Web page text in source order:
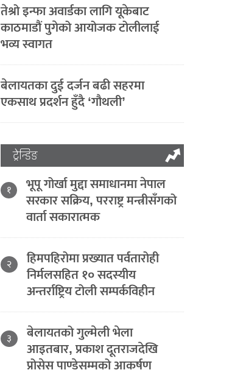
तेश्रो इन्फा अवार्डका लागि यूकेबाट
काठमाडौं पुगेको आयोजक टोलीलाई
भव्य स्वागत
बेलायतका दुई दर्जन बढी सहरमा
एकसाथ प्रदर्शन हुँदै ‘गौथली’
ट्रेन्डिङ
१ भूपू गोर्खा मुद्दा समाधानमा नेपाल
सरकार सक्रिय, परराष्ट्र मन्त्रीसँगको
वार्ता सकारात्मक
२ हिमपहिरोमा प्रख्यात पर्वतारोही
निर्मलसहित १० सदस्यीय
अन्तर्राष्ट्रिय टोली सम्पर्कविहीन
३ बेलायतको गुल्मेली भेला
आइतबार, प्रकाश दूतराजदेखि
प्रोसेस पाण्डेसम्मको आकर्षण